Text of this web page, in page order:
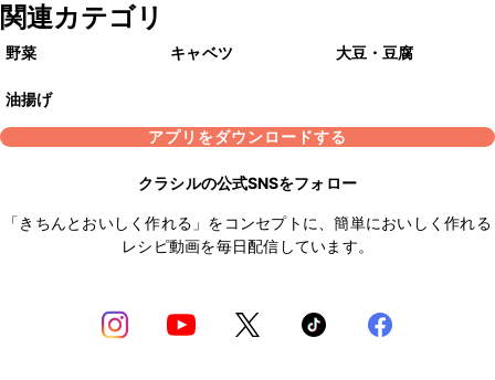
関連カテゴリ
野菜 キャベツ 大豆・豆腐
油揚げ
アプリをダウンロードする
クラシルの公式SNSをフォロー
「きちんとおいしく作れる」をコンセプトに、簡単においしく作れる
レシピ動画を毎日配信しています。